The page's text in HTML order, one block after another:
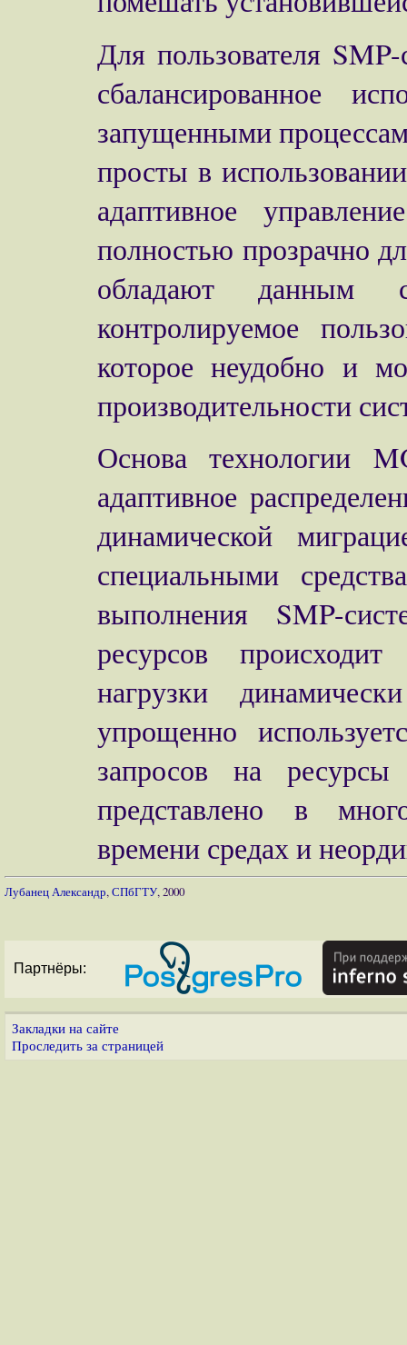
Для пользователя
сбалансированное
запущенными
просты в
адаптивное
полностью прозрачно
обладают данным
контролируемое
которое неудобно и
производительности
Основа технологии
адаптивное
динамической
специальными
выполнения SMP-
ресурсов происходит
нагрузки
упрощенно
запросов на
представлено в
времени средах и
Лубанец Александр,СПбГТУ, 2000
Партнёры:
Закладки на сайте
Проследить за страницей